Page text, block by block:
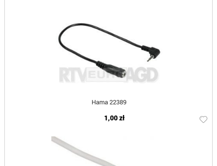
Hama 22389
1,00 zł